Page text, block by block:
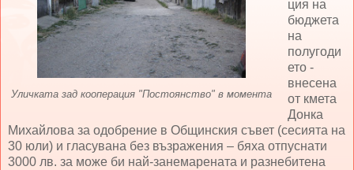
Уличката зад кооперация "Постоянство" в момента
ция на
бюджета
на
полугоди
ето -
внесена
от кмета
Донка
Михайлова за одобрение в Общинския съвет (сесията на
30 юли) и гласувана без възражения – бяха отпуснати
3000 лв. за може би най-занемарената и разнебитена